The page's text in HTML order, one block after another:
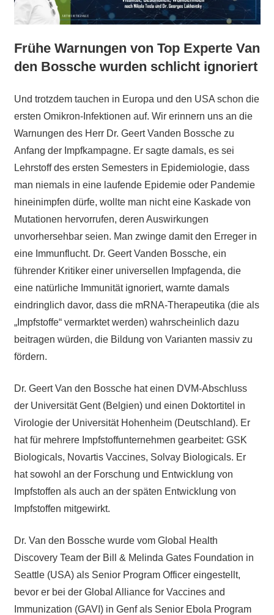
Frühe Warnungen von Top Experte Van
den Bossche wurden schlicht ignoriert
Und trotzdem tauchen in Europa und den USA schon die
ersten Omikron-Infektionen auf. Wir erinnern uns an die
Warnungen des Herr Dr. Geert Vanden Bossche zu
Anfang der Impfkampagne. Er sagte damals, es sei
Lehrstoff des ersten Semesters in Epidemiologie, dass
man niemals in eine laufende Epidemie oder Pandemie
hineinimpfen dürfe, wollte man nicht eine Kaskade von
Mutationen hervorrufen, deren Auswirkungen
unvorhersehbar seien. Man zwinge damit den Erreger in
eine Immunflucht. Dr. Geert Vanden Bossche, ein
führender Kritiker einer universellen Impfagenda, die
eine natürliche Immunität ignoriert, warnte damals
eindringlich davor, dass die mRNA-Therapeutika (die als
„Impfstoffe“ vermarktet werden) wahrscheinlich dazu
beitragen würden, die Bildung von Varianten massiv zu
fördern.
Dr. Geert Van den Bossche hat einen DVM-Abschluss
der Universität Gent (Belgien) und einen Doktortitel in
Virologie der Universität Hohenheim (Deutschland). Er
hat für mehrere Impfstoffunternehmen gearbeitet: GSK
Biologicals, Novartis Vaccines, Solvay Biologicals. Er
hat sowohl an der Forschung und Entwicklung von
Impfstoffen als auch an der späten Entwicklung von
Impfstoffen mitgewirkt.
Dr. Van den Bossche wurde vom Global Health
Discovery Team der Bill & Melinda Gates Foundation in
Seattle (USA) als Senior Program Officer eingestellt,
bevor er bei der Global Alliance for Vaccines and
Immunization (GAVI) in Genf als Senior Ebola Program